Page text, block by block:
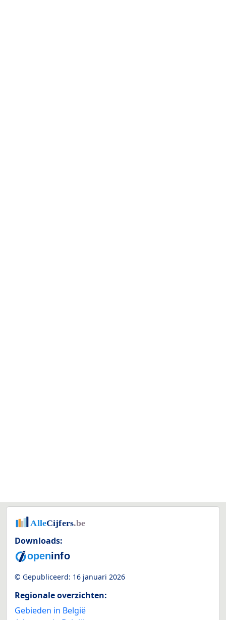
Downloads:
© Gepubliceerd: 16 januari 2026
Regionale overzichten:
Gebieden in België